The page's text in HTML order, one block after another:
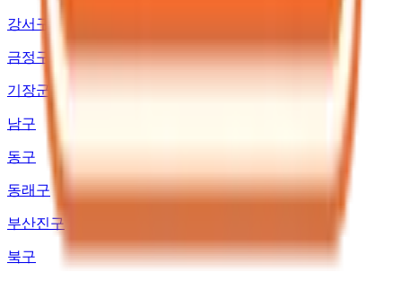
강서구
금정구
기장군
남구
동구
동래구
부산진구
북구